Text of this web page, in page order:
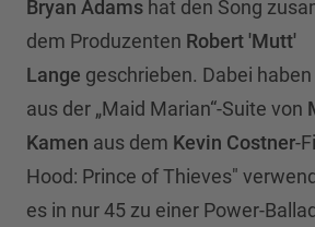
Bryan Adams hat den Song
dem Produzenten Robert 'Mutt'
Lange geschrieben. Dabei
aus der „Maid Marian“-Suite von
Kamen aus dem Kevin Costner-
Hood: Prince of Thieves"
es in nur 45 zu einer Power-